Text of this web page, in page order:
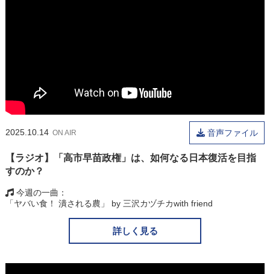
2025.10.14 ON AIR 音声ファイル
【ラジオ】「高市早苗政権」は、如何なる日本復活を目指
すのか？
今週の一曲
「ヤバい食！ 潰される農」 by 三沢カヅチカwith friend
詳しく見る